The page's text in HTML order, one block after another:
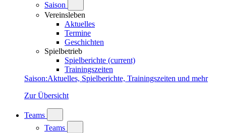
Saison
Vereinsleben
Aktuelles
Termine
Geschichten
Spielbetrieb
Spielberichte (current)
Trainingszeiten
Saison:Aktuelles, Spielberichte, Trainingszeiten und mehr
Zur Übersicht
Teams
Teams